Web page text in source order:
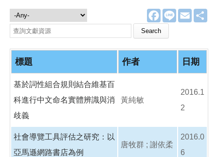
F
a
e
o
L
E
m
文獻資源
Search this site
標題 作者 日期
基於詞性組合規則結合維基百
科進行中文命名實體辨識與消
歧義
黃純敏
2016.1
2
社會導覽工具評估之研究：以
亞馬遜網路書店為例
唐牧群 ; 謝依柔
2016.0
6